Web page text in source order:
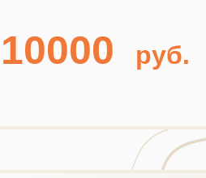
10000 руб.